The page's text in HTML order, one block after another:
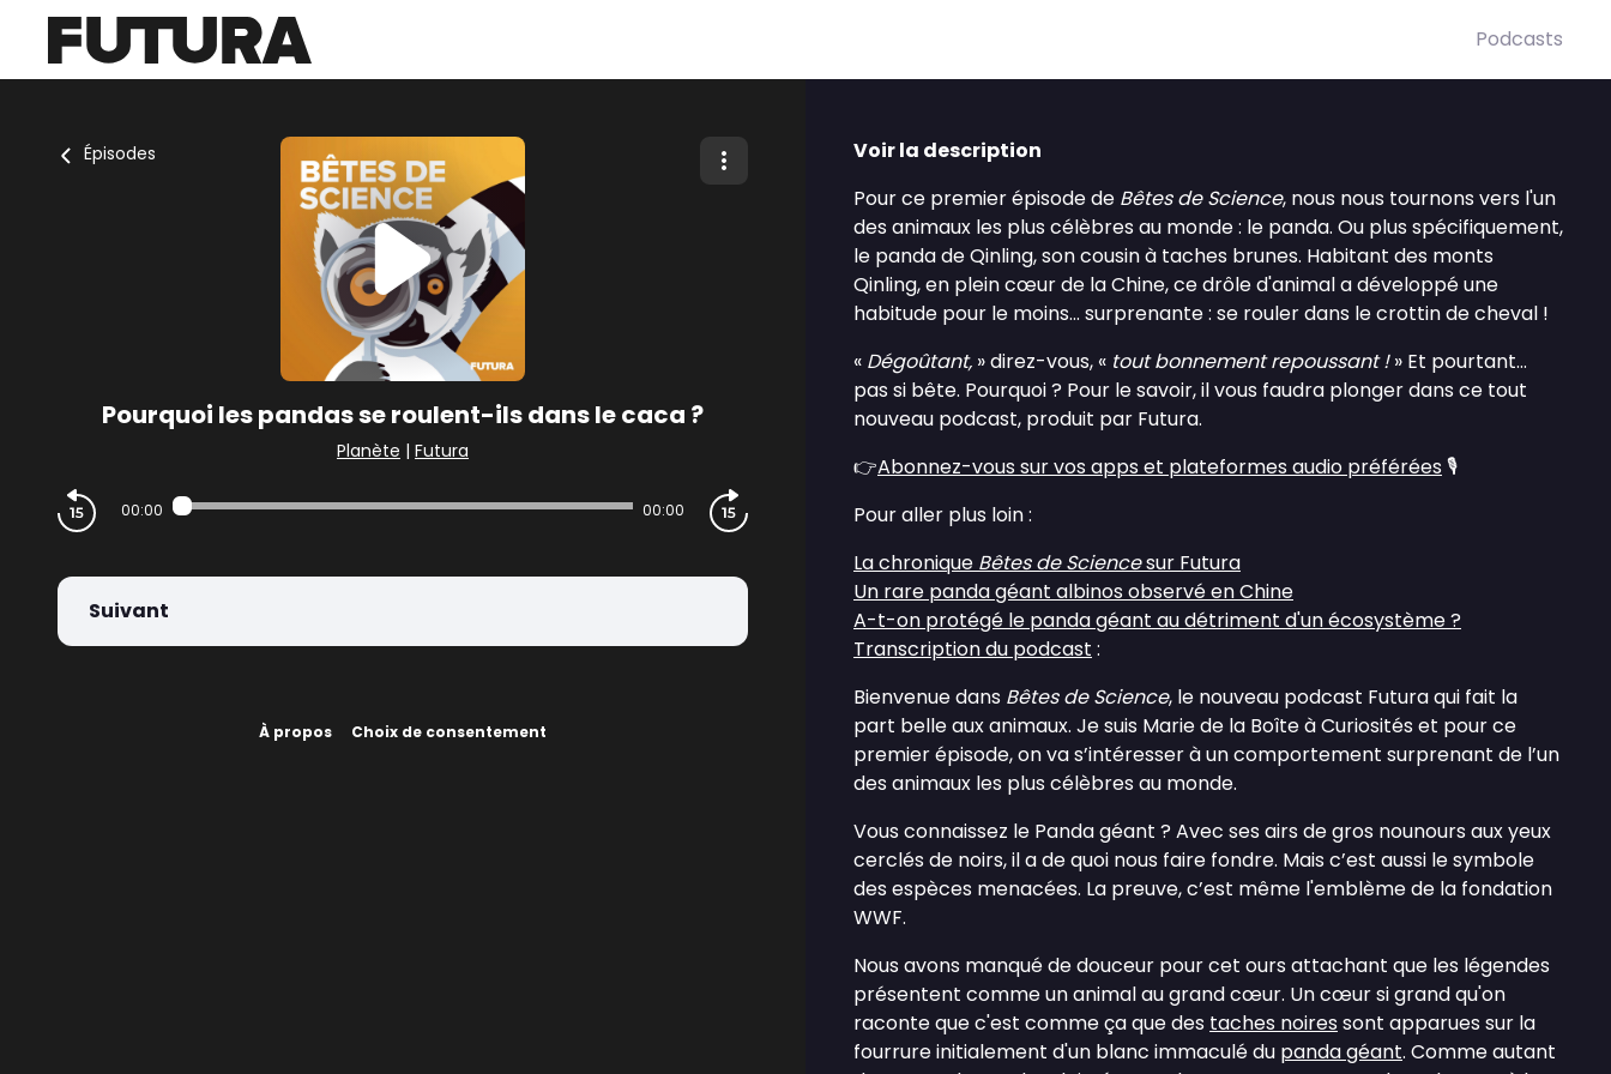
Podcasts
Épisodes
Pourquoi les pandas se roulent-ils dans le caca ?
Planète | Futura
00:00 00:00
Suivant
À propos Choix de consentement
Voir la description
Pour ce premier épisode de Bêtes de Science, nous nous tournons vers l'un
des animaux les plus célèbres au monde : le panda. Ou plus spécifiquement,
le panda de Qinling, son cousin à taches brunes. Habitant des monts
Qinling, en plein cœur de la Chine, ce drôle d'animal a développé une
habitude pour le moins... surprenante : se rouler dans le crottin de cheval !
« Dégoûtant, » direz-vous, « tout bonnement repoussant !» Et pourtant...
pas si bête. Pourquoi ? Pour le savoir, il vous faudra plonger dans ce tout
nouveau podcast, produit par Futura.
👉Abonnez-vous sur vos apps et plateformes audio préférées 🎙️
Pour aller plus loin :
La chronique Bêtes de Sciencesur Futura
Un rare panda géant albinos observé en Chine
A-t-on protégé le panda géant au détriment d'un écosystème ?
Transcription du podcast :
Bienvenue dans Bêtes de Science, le nouveau podcast Futura qui fait la
part belle aux animaux. Je suis Marie de la Boîte à Curiosités et pour ce
premier épisode, on va s’intéresser à un comportement surprenant de l’un
des animaux les plus célèbres au monde.
Vous connaissez le Panda géant ? Avec ses airs de gros nounours aux yeux
cerclés de noirs, il a de quoi nous faire fondre. Mais c’est aussi le symbole
des espèces menacées. La preuve, c’est même l'emblème de la fondation
WWF.
Nous avons manqué de douceur pour cet ours attachant que les légendes
présentent comme un animal au grand cœur. Un cœur si grand qu'on
raconte que c'est comme ça que des taches noires sont apparues sur la
fourrure initialement d'un blanc immaculé du panda géant. Comme autant